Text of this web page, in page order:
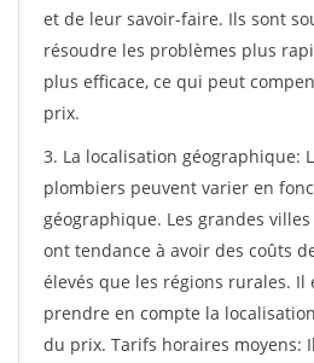
et de leur savoir-faire. Ils sont
résoudre les problèmes plus
plus efficace, ce qui peut
prix.
3. La localisation géographique:
plombiers peuvent varier en
géographique. Les grandes
ont tendance à avoir des coûts
élevés que les régions rurales.
prendre en compte la
du prix. Tarifs horaires moyens: